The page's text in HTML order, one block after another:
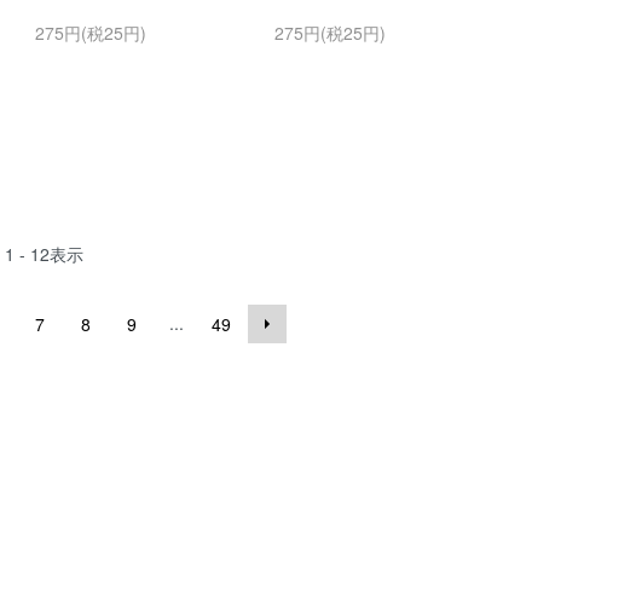
275円(税25円)
275円(税25円)
1 - 12表示
7 8 9 ... 49